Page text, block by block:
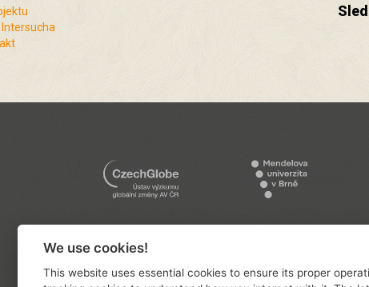
We use cookies!
This website uses essential cookies to ensure its proper